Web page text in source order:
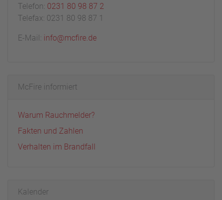
Telefon: 0231 80 98 87 2
Telefax: 0231 80 98 87 1
E-Mail: info@mcfire.de
McFire informiert
Warum Rauchmelder?
Fakten und Zahlen
Verhalten im Brandfall
Kalender